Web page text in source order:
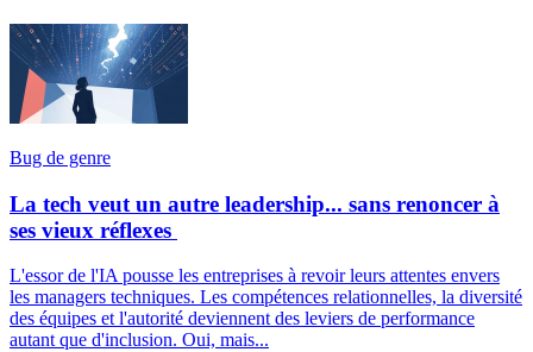
Bug de genre
La tech veut un autre leadership... sans renoncer à
ses vieux réflexes
L'essor de l'IA pousse les entreprises à revoir leurs attentes envers
les managers techniques. Les compétences relationnelles, la diversité
des équipes et l'autorité deviennent des leviers de performance
autant que d'inclusion. Oui, mais...